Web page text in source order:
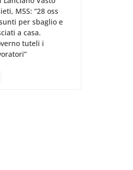
M5S: “28 oss
per sbaglio e
a casa.
tuteli i